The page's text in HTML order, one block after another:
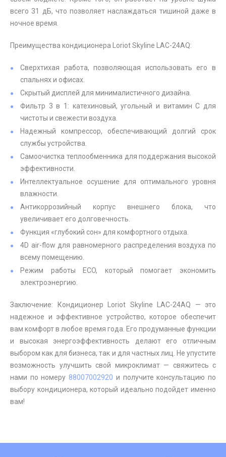
всего 31 дБ, что позволяет наслаждаться тишиной даже в
ночное время.
Преимущества кондиционера Loriot Skyline LAC-24AQ:
Сверхтихая работа, позволяющая использовать его в
спальнях и офисах.
Скрытый дисплей для минималистичного дизайна.
Фильтр 3 в 1: катехиновый, угольный и витамин С для
чистоты и свежести воздуха.
Надежный компрессор, обеспечивающий долгий срок
службы устройства.
Самоочистка теплообменника для поддержания высокой
эффективности.
Интеллектуальное осушение для оптимального уровня
влажности.
Антикоррозийный корпус внешнего блока, что
увеличивает его долговечность.
Функция «глубокий сон» для комфортного отдыха.
4D air-flow для равномерного распределения воздуха по
всему помещению.
Режим работы ECO, который помогает экономить
электроэнергию.
Заключение: Кондиционер Loriot Skyline LAC-24AQ — это
надежное и эффективное устройство, которое обеспечит
вам комфорт в любое время года. Его продуманные функции
и высокая энергоэффективность делают его отличным
выбором как для бизнеса, так и для частных лиц. Не упустите
возможность улучшить свой микроклимат — свяжитесь с
нами по номеру 88007002920 и получите консультацию по
выбору кондиционера, который идеально подойдет именно
вам!